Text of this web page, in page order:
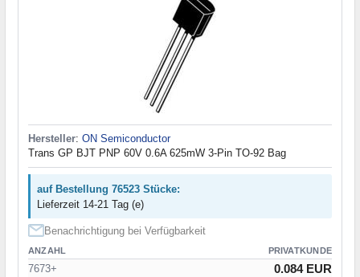
Hersteller: ON Semiconductor
Trans GP BJT PNP 60V 0.6A 625mW 3-Pin TO-92 Bag
auf Bestellung 76523 Stücke:
Lieferzeit 14-21 Tag (e)
Benachrichtigung bei Verfügbarkeit
ANZAHL PRIVATKUNDE
7673+ 0.084 EUR